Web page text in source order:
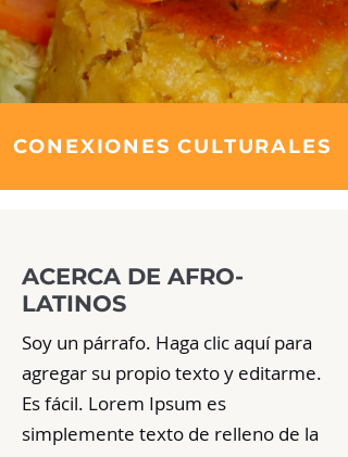
CONEXIONES CULTURALES
ACERCA DE AFRO-
LATINOS
Soy un párrafo. Haga clic aquí para
agregar su propio texto y editarme.
Es fácil. Lorem Ipsum es
simplemente texto de relleno de la